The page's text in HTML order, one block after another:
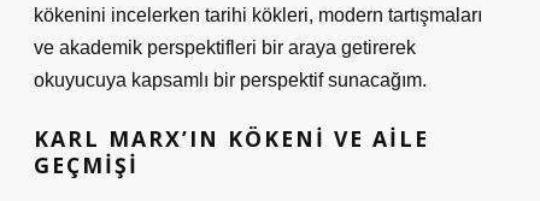
kökenini incelerken tarihi kökleri, modern tartışmaları
ve akademik perspektifleri bir araya getirerek
okuyucuya kapsamlı bir perspektif sunacağım.
KARL MARX’IN KÖKENI VE AILE
GEÇMIŞI